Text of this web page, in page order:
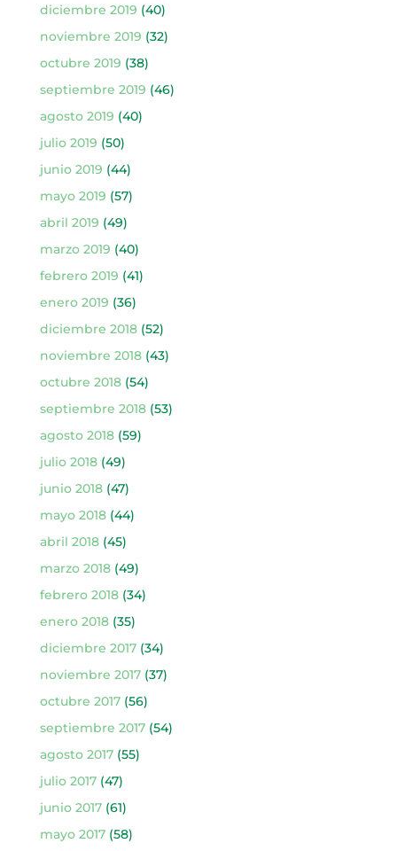
diciembre 2019 (40)
noviembre 2019 (32)
octubre 2019 (38)
septiembre 2019 (46)
agosto 2019 (40)
julio 2019 (50)
junio 2019 (44)
mayo 2019 (57)
abril 2019 (49)
marzo 2019 (40)
febrero 2019 (41)
enero 2019 (36)
diciembre 2018(52)
noviembre 2018(43)
octubre 2018(54)
septiembre 2018(53)
agosto 2018(59)
julio 2018(49)
junio 2018(47)
mayo 2018(44)
abril 2018(45)
marzo 2018(49)
febrero 2018(34)
enero 2018(35)
diciembre 2017(34)
noviembre 2017(37)
octubre 2017(56)
septiembre 2017(54)
agosto 2017(55)
julio 2017(47)
junio 2017(61)
mayo 2017(58)